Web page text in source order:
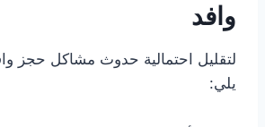
وافد
لتقليل احتمالية حدوث مشاكل حجز
يلي: